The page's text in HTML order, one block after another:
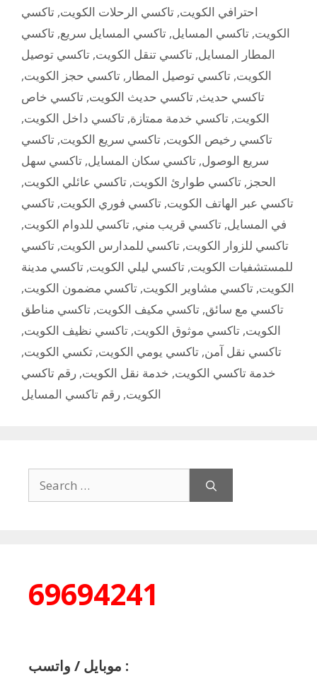
احترافي الكويت, تاكسي الرحلات الكويت, تاكسي
الكويت, تاكسي المسايل, تاكسي المسايل سريع, تاكسي
المطار المسايل, تاكسي تنقل الكويت, تاكسي توصيل
الكويت, تاكسي توصيل المطار , تاكسي حجز الكويت,
تاكسي حديث, تاكسي حديث الكويت, تاكسي خاص
الكويت, تاكسي خدمة ممتازة, تاكسي داخل الكويت,
تاكسي رخيص الكويت, تاكسي سريع الكويت, تاكسي
سريع الوصول, تاكسي سكان المسايل, تاكسي سهل
الحجز , تاكسي طوارئ الكويت, تاكسي عائلي الكويت,
تاكسي عبر الهاتف الكويت, تاكسي فوري الكويت, تاكسي
في المسايل, تاكسي قريب مني, تاكسي للدوام الكويت,
تاكسي للزوار الكويت, تاكسي للمدارس الكويت, تاكسي
للمستشفيات الكويت, تاكسي ليلي الكويت, تاكسي مدينة
الكويت, تاكسي مشاوير الكويت, تاكسي مضمون الكويت,
تاكسي مع سائق, تاكسي مكيف الكويت, تاكسي مناطق
الكويت, تاكسي موثوق الكويت, تاكسي نظيف الكويت,
تاكسي نقل آمن, تاكسي يومي الكويت, تكسي الكويت,
خدمة تاكسي الكويت, خدمة نقل الكويت, رقم تاكسي
الكويت, رقم تاكسي المسايل
for:
69694241
موبايل / واتسب :